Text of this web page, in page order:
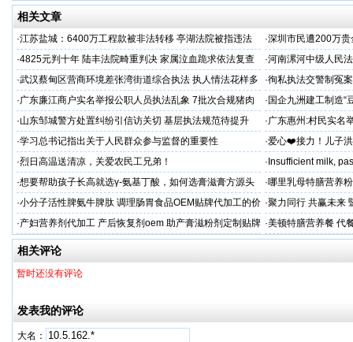
相关文章
·江苏盐城：6400万工程款被非法转移 亭湖法院被指违法
后拒不纠错
·深圳市民遭200万
呼吁督办纠偏
·4825元判十年 陆丰法院畸重判决 家属泣血跪求依法复查 ·河南漯河中级人民
·武汉蔡甸区营商环境差张湾街道综合执法 执人情法花样多
沦为恶意竞争的工具
·徇私执法交警制冤
控还我清白
·广东廉江商户实名举报公职人员执法乱象 7批次合规猪肉
遭违法查扣 市场垄断与利益输送疑云重重
· 国企九洲建工制造“
空文
·山东邹城警方处置纠纷引信访关切 基层执法规范待提升 ·广东惠州:村民实名
平兜底？
·学习总书记指出关于人民群众参与监督的重要性 ·爱心❤️接力！儿子
家庭，恳请好心人帮
·烈日高温送清凉，关爱农民工兄弟！ · Insufficient milk,
·想要帮助孩子长高就选γ-氨基丁酸，如何选膏滋膏方源头
工厂？
·哪里乳母特膳营养
·小分子活性脾氨牛脾肽 调理肠胃食品OEM贴牌代加工的价
格
·聚力同行 共赢未来
·产妇营养剂代加工 产后恢复剂oem 助产膏滋粉剂定制贴牌
厂
·美顿特膳营养餐 代
家
相关评论
暂时还没有评论
发表我的评论
大名：